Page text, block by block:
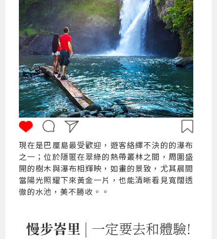
現在是巴厘島最受歡迎，遊客絡繹不決的的瀑布
之一；位於隱匿在翠綠的熱帶叢林之間，周圍盛
開的樹木與瀑布相輝映，如畫的景致，尤其晨間
當陽光照耀下來黃金一片，也能清晰看見寬闊透
徹的水池，美不勝收。。
慢步峇里 | 一定要去和體驗!